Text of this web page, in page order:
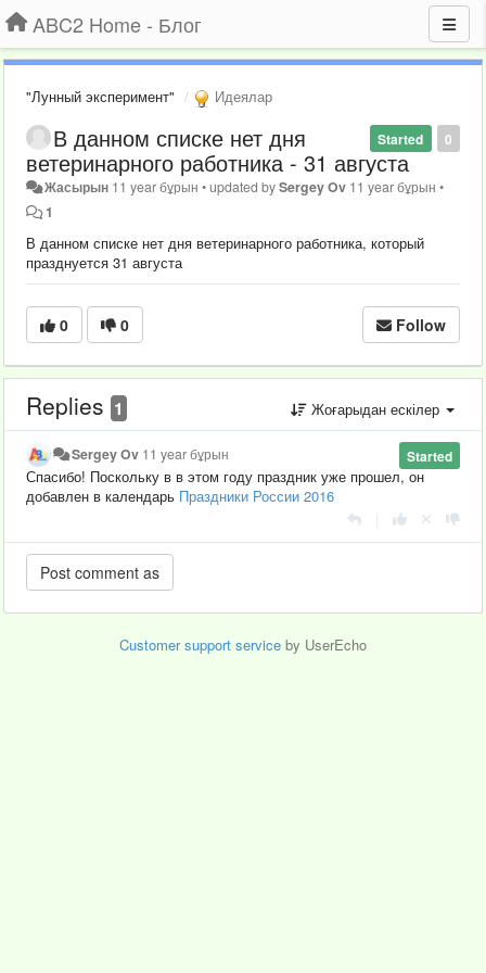
ABC2 Home - Блог
"Лунный эксперимент" Идеялар
0
Started
В данном списке нет дня
ветеринарного работника - 31 августа
Жасырын 11 year бұрын •updated bySergey Ov 11 year бұрын •
1
В данном списке нет дня ветеринарного работника, который
празднуется 31 августа
0 0 Follow
Replies 1 Жоғарыдан ескілер
Started
Sergey Ov 11 year бұрын
Спасибо! Поскольку в в этом году праздник уже прошел, он
добавлен в календарь Праздники России 2016
Customer support service by UserEcho